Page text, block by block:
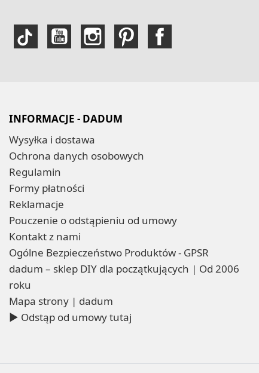
INFORMACJE - DADUM
Wysyłka i dostawa
Ochrona danych osobowych
Regulamin
Formy płatności
Reklamacje
Pouczenie o odstąpieniu od umowy
Kontakt z nami
Ogólne Bezpieczeństwo Produktów - GPSR
dadum – sklep DIY dla początkujących | Od 2006
roku
Mapa strony | dadum
▶ Odstąp od umowy tutaj